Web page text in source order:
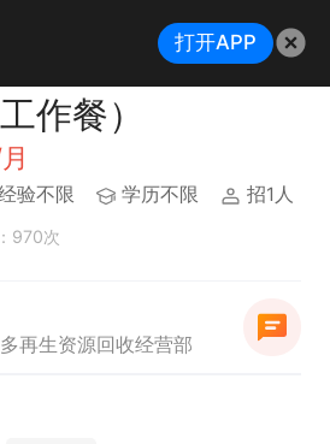
作餐）
验不限 学历不限 招1人
970次
再生资源回收经营部
打开APP